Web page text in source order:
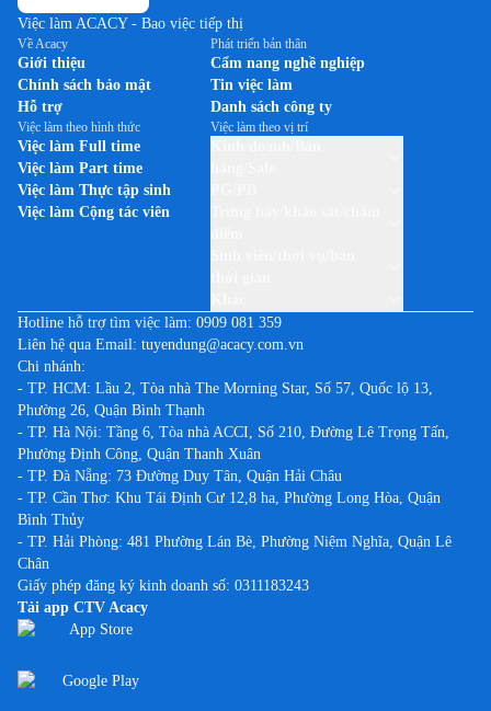
Việc làm ACACY - Bao việc tiếp thị
Về Acacy
Giới thiệu
Chính sách bảo mật
Hỗ trợ
Phát triển bản thân
Cẩm nang nghề nghiệp
Tin việc làm
Danh sách công ty
Việc làm theo hình thức
Việc làm Full time
Việc làm Part time
Việc làm Thực tập sinh
Việc làm Cộng tác viên
Việc làm theo vị trí
Hotline hỗ trợ tìm việc làm: 0909 081 359
Liên hệ qua Email: tuyendung@acacy.com.vn
Chi nhánh:
- TP. HCM: Lầu 2, Tòa nhà The Morning Star, Số 57, Quốc lộ 13,
Phường 26, Quận Bình Thạnh
- TP. Hà Nội: Tầng 6, Tòa nhà ACCI, Số 210, Đường Lê Trọng Tấn,
Phường Định Công, Quận Thanh Xuân
- TP. Đà Nẵng: 73 Đường Duy Tân, Quận Hải Châu
- TP. Cần Thơ: Khu Tái Định Cư 12,8 ha, Phường Long Hòa, Quận
Bình Thủy
- TP. Hải Phòng: 481 Phường Lán Bè, Phường Niệm Nghĩa, Quận Lê
Chân
Giấy phép đăng ký kinh doanh số: 0311183243
Tải app CTV Acacy